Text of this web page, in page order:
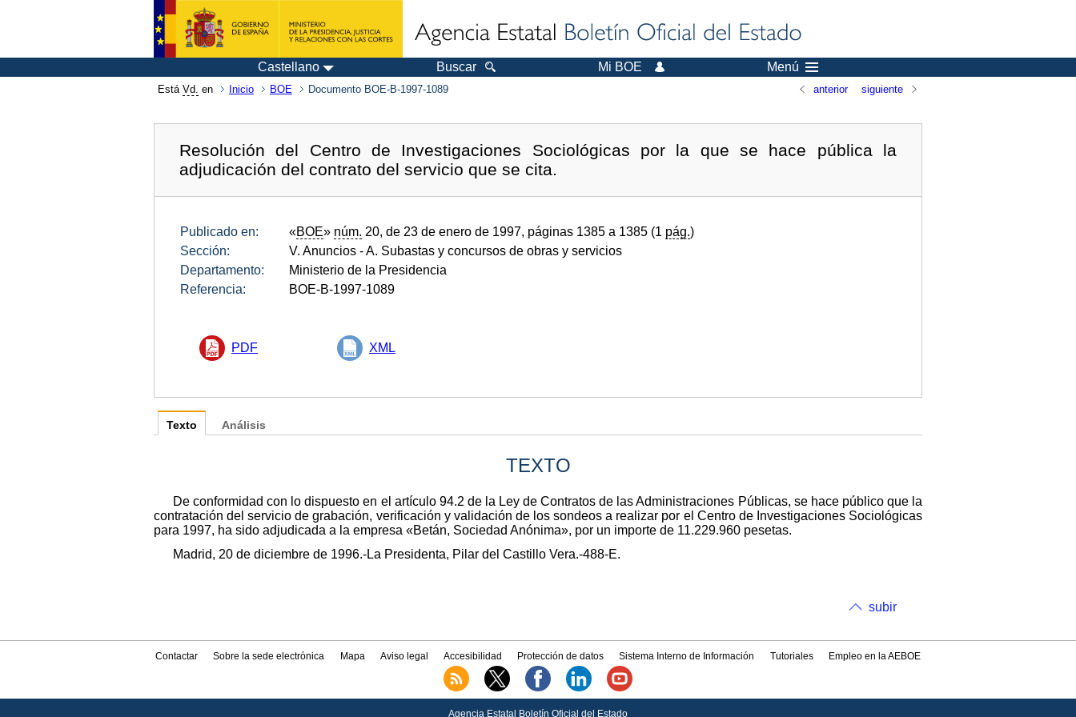
Castellano Buscar Mi BOE Menú
Está Vd. en Inicio BOE Documento BOE-B-1997-1089 anterior siguiente
Resolución del Centro de Investigaciones Sociológicas por la que se hace pública la
adjudicación del contrato del servicio que se cita.
Publicado en: «BOE» núm. 20, de 23 de enero de 1997, páginas 1385 a 1385 (1 pág.)
Sección:
V. Anuncios - A. Subastas y concursos de obras y servicios
Departamento:
Ministerio de la Presidencia
Referencia:
BOE-B-1997-1089
PDF XML
Texto
TEXTO
De conformidad con lo dispuesto en el artículo 94.2 de la Ley de Contratos de las Administraciones Públicas, se hace público que la
contratación del servicio de grabación, verificación y validación de los sondeos a realizar por el Centro de Investigaciones Sociológicas
para 1997, ha sido adjudicada a la empresa «Betán, Sociedad Anónima», por un importe de 11.229.960 pesetas.
Madrid, 20 de diciembre de 1996.-La Presidenta, Pilar del Castillo Vera.-488-E.
Análisis
subir
Contactar Sobre la sede electrónica Mapa Aviso legal Accesibilidad Protección de datos Sistema Interno de Información Tutoriales Empleo en la AEBOE
Agencia Estatal Boletín Oficial del Estado